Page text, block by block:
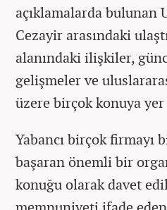
açıklamalarda bulunan
Cezayir arasındaki
alanındaki ilişkiler,
gelişmeler ve
üzere birçok konuya
Yabancı birçok firmayı
başaran önemli bir
konuğu olarak davet